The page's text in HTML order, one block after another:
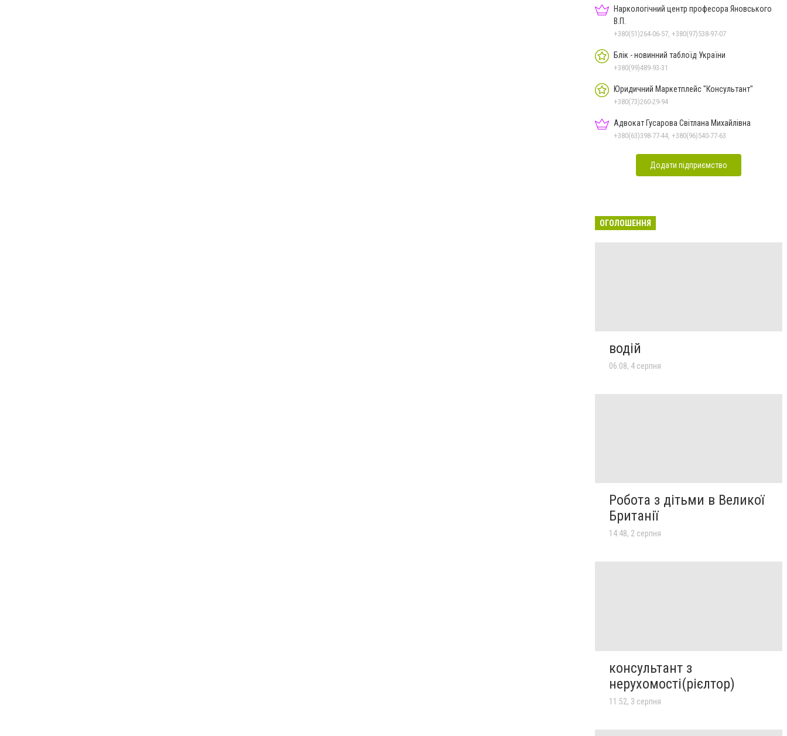
Наркологічний центр професора Яновського
В.П.
+380(51)264-06-57, +380(97)538-97-07
Блік - новинний таблоїд України
+380(99)489-93-31
Юридичний Маркетплейс "Консультант"
+380(73)260-29-94
Адвокат Гусарова Світлана Михайлівна
+380(63)398-77-44, +380(96)540-77-63
Додати підприємство
ОГОЛОШЕННЯ
водій
06:08, 4 серпня
Робота з дітьми в Великої
Британії
14:48, 2 серпня
консультант з
нерухомості(рієлтор)
11:52, 3 серпня